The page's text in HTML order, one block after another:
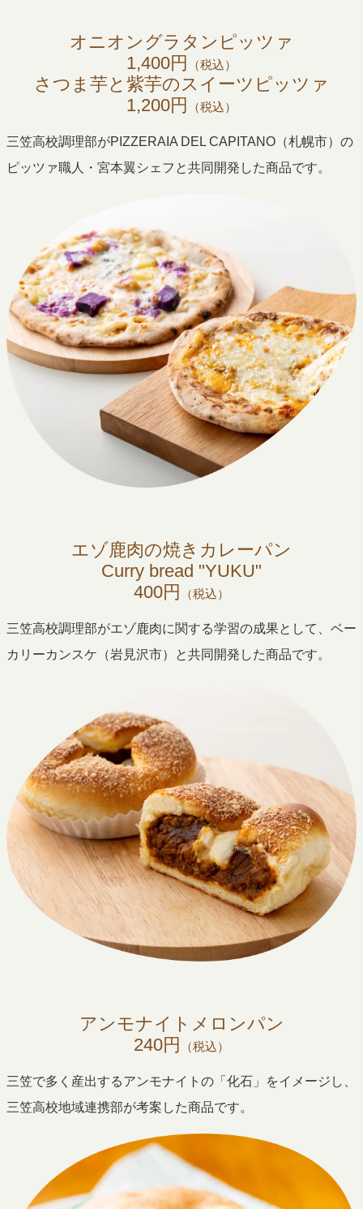
オニオングラタンピッツァ
1,400円
（税込）
さつま芋と紫芋のスイーツピッツァ
1,200円
（税込）
三笠高校調理部がPIZZERAIA DEL CAPITANO（札幌市）の
ピッツァ職人・宮本翼シェフと共同開発した商品です。
エゾ鹿肉の焼きカレーパン
Curry bread "YUKU"
400円
（税込）
三笠高校調理部がエゾ鹿肉に関する学習の成果として、ベー
カリーカンスケ（岩見沢市）と共同開発した商品です。
アンモナイトメロンパン
240円
（税込）
三笠で多く産出するアンモナイトの「化石」をイメージし、
三笠高校地域連携部が考案した商品です。